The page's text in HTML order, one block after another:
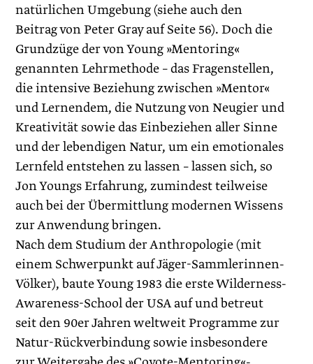
natürlichen Umgebung (siehe auch den
Beitrag von Peter Gray auf Seite 56). Doch die
Grundzüge der von Young »Mentoring«
genannten Lehrmethode – das Fragenstellen,
die intensive Beziehung zwischen »Mentor«
und Lernendem, die Nutzung von Neugier und
Kreativität sowie das Einbeziehen aller Sinne
und der lebendigen Natur, um ein emotionales
Lernfeld entstehen zu lassen – lassen sich, so
Jon Youngs Erfahrung, zumindest teilweise
auch bei der Übermittlung modernen Wissens
zur Anwendung bringen.
Nach dem Studium der Anthropologie (mit
einem Schwerpunkt auf Jäger-Sammlerinnen-
Völker), baute Young 1983 die erste Wilderness-
Awareness-School der USA auf und betreut
seit den 90er Jahren weltweit Programme zur
Natur-Rückverbindung sowie insbesondere